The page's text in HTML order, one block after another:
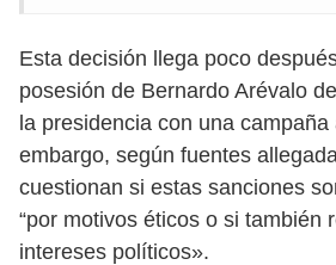
Esta decisión llega poco
posesión de Bernardo Arévalo
la presidencia con una
embargo, según fuentes
cuestionan si estas sanciones
“por motivos éticos o si también
intereses políticos».